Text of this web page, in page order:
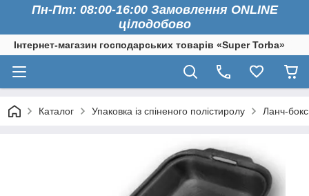
Пн-Пт: 08:00-16:00 Замовлення ONLINE
цілодобово
Інтернет-магазин господарських товарів «Super Torba»
Каталог Упаковка із спіненого полістиролу Ланч-